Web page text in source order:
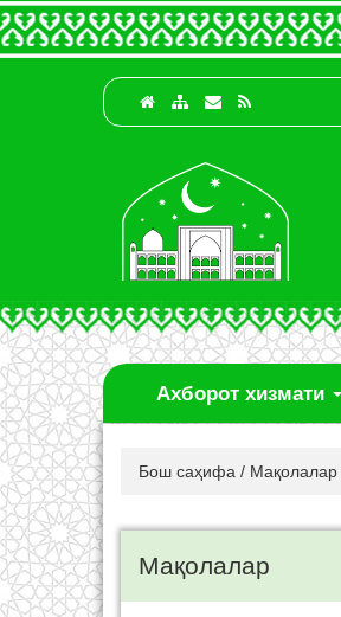
Ахборот хизмати
Бош саҳифа / Мақолалар
Мақолалар